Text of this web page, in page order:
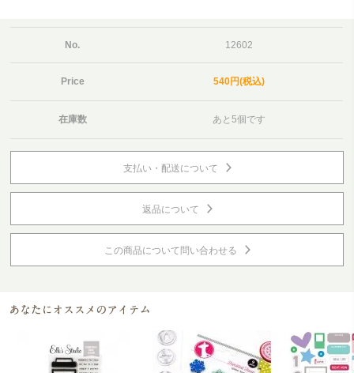
No. 12602
Price 540円(税込)
在庫数 あと5個です
支払い・配送について
返品について
この商品について問い合わせる